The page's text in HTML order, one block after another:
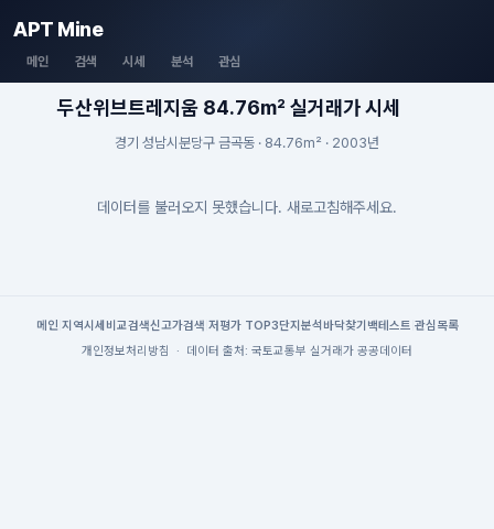
APT Mine
메인 검색 시세 분석 관심
두산위브트레지움 84.76m² 실거래가 시세
경기 성남시분당구 금곡동 · 84.76m² · 2003년
데이터를 불러오지 못했습니다. 새로고침해주세요.
메인| 지역시세 비교검색신고가검색 저평가 TOP3단지분석 바닥찾기 백테스트 관심목록
개인정보처리방침
· 데이터 출처: 국토교통부 실거래가 공공데이터